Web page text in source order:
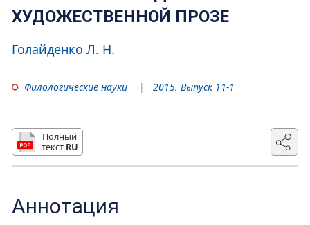
ХУДОЖЕСТВЕННОЙ ПРОЗЕ
Голайденко Л. Н.
Филологические науки 2015. Выпуск 11-1
Полный
текст RU
Аннотация